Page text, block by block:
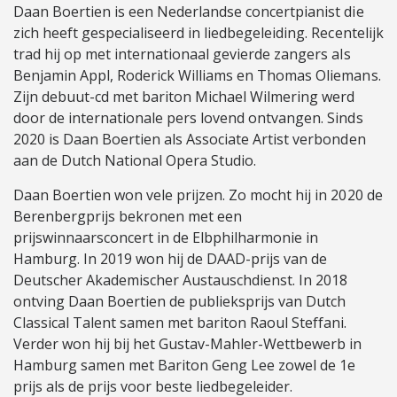
Daan Boertien is een Nederlandse concertpianist die
zich heeft gespecialiseerd in liedbegeleiding. Recentelijk
trad hij op met internationaal gevierde zangers als
Benjamin Appl, Roderick Williams en Thomas Oliemans.
Zijn debuut-cd met bariton Michael Wilmering werd
door de internationale pers lovend ontvangen. Sinds
2020 is Daan Boertien als Associate Artist verbonden
aan de Dutch National Opera Studio.
Daan Boertien won vele prijzen. Zo mocht hij in 2020 de
Berenbergprijs bekronen met een
prijswinnaarsconcert in de Elbphilharmonie in
Hamburg. In 2019 won hij de DAAD-prijs van de
Deutscher Akademischer Austauschdienst. In 2018
ontving Daan Boertien de publieksprijs van Dutch
Classical Talent samen met bariton Raoul Steffani.
Verder won hij bij het Gustav-Mahler-Wettbewerb in
Hamburg samen met Bariton Geng Lee zowel de 1e
prijs als de prijs voor beste liedbegeleider.